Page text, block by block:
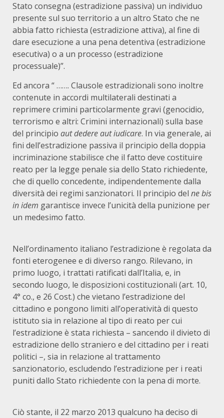
Stato consegna (estradizione passiva) un individuo
presente sul suo territorio a un altro Stato che ne
abbia fatto richiesta (estradizione attiva), al fine di
dare esecuzione a una pena detentiva (estradizione
esecutiva) o a un processo (estradizione
processuale)”.
Ed ancora “ ……. Clausole estradizionali sono inoltre
contenute in accordi multilaterali destinati a
reprimere crimini particolarmente gravi (genocidio,
terrorismo e altri: Crimini internazionali) sulla base
del principio aut dedere aut iudicare. In via generale, ai
fini dell’estradizione passiva il principio della doppia
incriminazione stabilisce che il fatto deve costituire
reato per la legge penale sia dello Stato richiedente,
che di quello concedente, indipendentemente dalla
diversità dei regimi sanzionatori. Il principio del ne bis
in idem garantisce invece l’unicità della punizione per
un medesimo fatto.
Nell’ordinamento italiano l’estradizione è regolata da
fonti eterogenee e di diverso rango. Rilevano, in
primo luogo, i trattati ratificati dall’Italia, e, in
secondo luogo, le disposizioni costituzionali (art. 10,
4° co., e 26 Cost.) che vietano l’estradizione del
cittadino e pongono limiti all’operatività di questo
istituto sia in relazione al tipo di reato per cui
l’estradizione è stata richiesta – sancendo il divieto di
estradizione dello straniero e del cittadino per i reati
politici –, sia in relazione al trattamento
sanzionatorio, escludendo l’estradizione per i reati
puniti dallo Stato richiedente con la pena di morte.
Ciò stante, il 22 marzo 2013 qualcuno ha deciso di